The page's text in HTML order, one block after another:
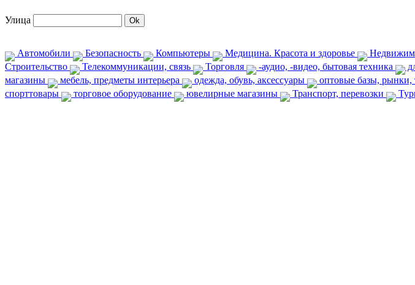
Улица
Автомобили Безопасность Компьютеры Медицина. Красота и здоровье
Строительство
Телекоммуникации, связь Торговля -аудио, -видео, бытовая техника
магазины
мебель, предметы интерьера одежда, обувь, аксессуары оптовые базы, рынки,
спорттовары
торговое оборудование ювелирные магазины Транспорт, перевозки